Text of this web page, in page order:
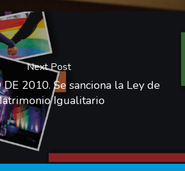
Next Post
DE 2010. Se sanciona la Ley de
Igualitario